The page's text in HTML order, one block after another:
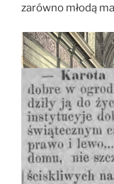
zarówno młodą